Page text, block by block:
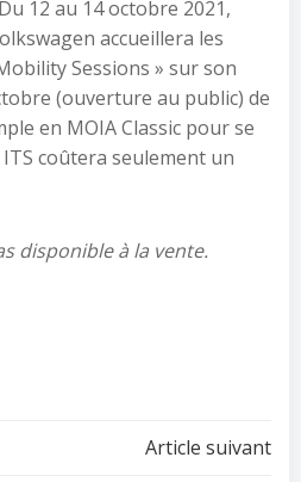
12 au 14 octobre 2021,
accueillera les
Sessions » sur son
(ouverture au public) de
en MOIA Classic pour se
coûtera seulement un
disponible à la vente.
Navigation
Article suivant